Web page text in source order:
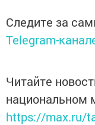
Следите за
Telegram-
Читайте
национальном
https://max.ru/